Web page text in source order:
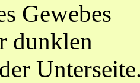
Gewebes
dunklen